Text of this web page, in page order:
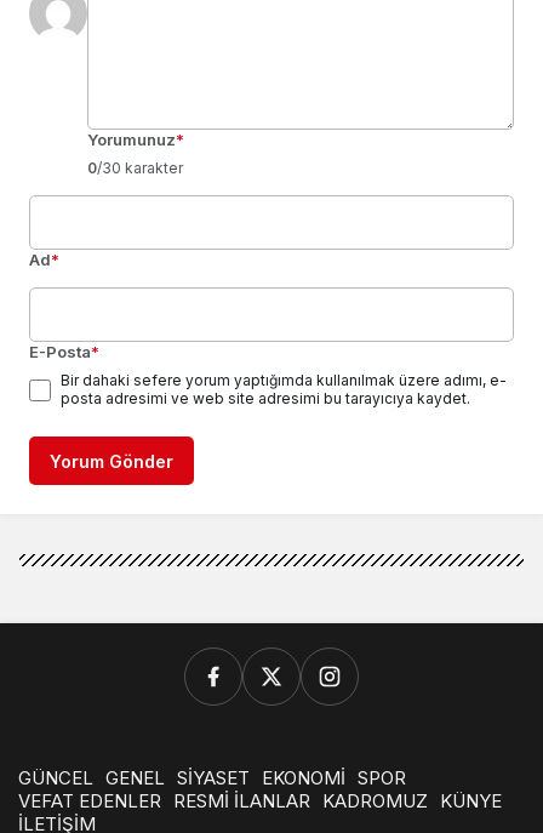
Yorumunuz*
0/30 karakter
Ad*
E-Posta*
Bir dahaki sefere yorum yaptığımda kullanılmak üzere adımı, e-
posta adresimi ve web site adresimi bu tarayıcıya kaydet.
Yorum Gönder
GÜNCEL GENEL SİYASET EKONOMİ SPOR
VEFAT EDENLER
RESMİ İLANLAR KADROMUZ
KÜNYE
İLETİŞİM